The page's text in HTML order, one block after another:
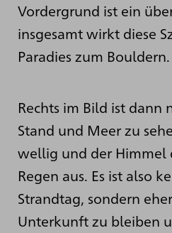
Vordergrund ist ein
insgesamt wirkt diese
Paradies zum Bouldern.
Rechts im Bild ist dann
Stand und Meer zu
wellig und der Himmel
Regen aus. Es ist also
Strandtag, sondern
Unterkunft zu bleiben